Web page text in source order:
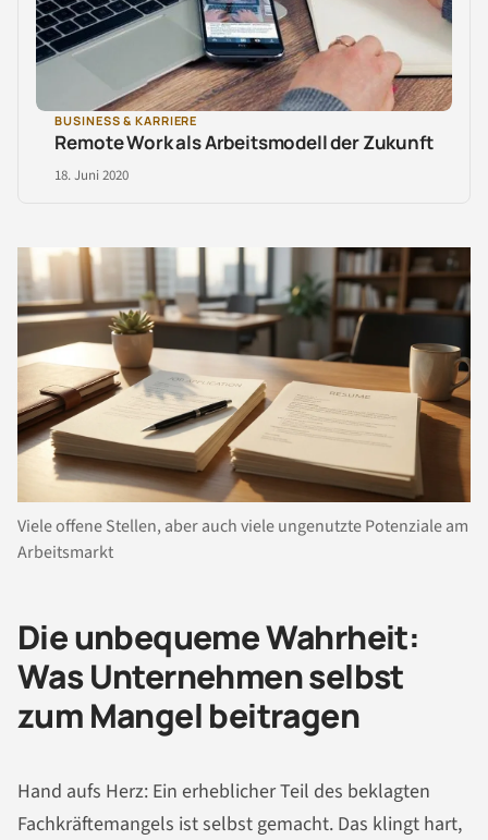
BUSINESS & KARRIERE
Remote Work als Arbeitsmodell der Zukunft
18. Juni 2020
Viele offene Stellen, aber auch viele ungenutzte Potenziale am
Arbeitsmarkt
Die unbequeme Wahrheit:
Was Unternehmen selbst
zum Mangel beitragen
Hand aufs Herz: Ein erheblicher Teil des beklagten
Fachkräftemangels ist selbst gemacht. Das klingt hart,